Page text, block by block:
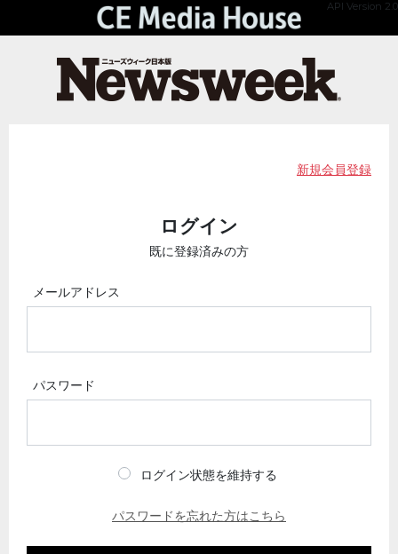
API Version 2.0
新規会員登録
ログイン
既に登録済みの方
メールアドレス
パスワード
ログイン状態を維持する
パスワードを忘れた方はこちら